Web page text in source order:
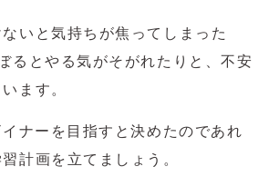
いと気持ちが焦ってしまった
るとやる気がそがれたりと、不安
ます。
ナーを目指すと決めたのであれ
計画を立てましょう。